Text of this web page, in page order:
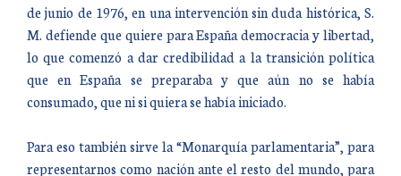
de junio de 1976, en una intervención sin duda histórica, S.
M. defiende que quiere para España democracia y libertad,
lo que comenzó a dar credibilidad a la transición política
que en España se preparaba y que aún no se había
consumado, que ni si quiera se había iniciado.
Para eso también sirve la “Monarquía parlamentaria”, para
representarnos como nación ante el resto del mundo, para